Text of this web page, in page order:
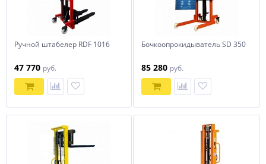
Ручной штабелер RDF 1016
47 770 руб.
Бочкоопрокидыватель SD 350
85 280 руб.